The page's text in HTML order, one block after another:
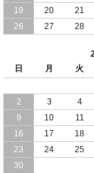
2024/02/13
床 畳仕
し 収納
おすす
タイリ
2024/02/02
日本製
付いた
ッド
2024/01/24
19
20 21
26
27 28
日
月 火
2
3 4
9
10 11
16
17 18
23
24 25
30